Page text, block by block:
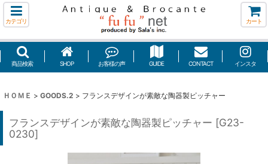
カテゴリ カート
商品検索 SHOP お客様の声 GUIDE CONTACT インスタ
ＨＯＭＥ > GOODS.2 > フランスデザインが素敵な陶器製ピッチャー
フランスデザインが素敵な陶器製ピッチャー [G23-
0230]